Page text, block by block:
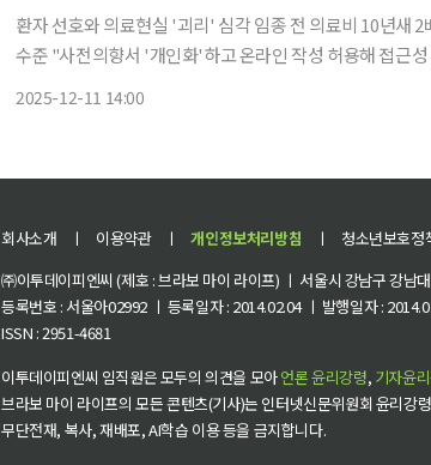
환자 선호와 의료현실 '괴리' 심각 임종 전 의료비 10년
수준 "사전의향서 '개인화'하고 온라인 작성 허용해 접근성 높여야" 우리나라 65
2025-12-11 14:00
회사소개 ㅣ 이용약관 ㅣ 개인정보처리방침 ㅣ 청소년보호정
㈜이투데이피엔씨 (제호 : 브라보 마이 라이프) ㅣ 서울시 강남구 강
등록번호 : 서울아02992 ㅣ 등록일자 : 2014.02.04 ㅣ 발행일자 :
ISSN : 2951-4681
이투데이피엔씨 임직원은 모두의 의견을 모아언론 윤리강령, 기자윤
브라보 마이 라이프의 모든 콘텐츠(기사)는 인터넷신문위원회 윤리강
무단전재, 복사, 재배포, AI학습 이용 등을 금지합니다.